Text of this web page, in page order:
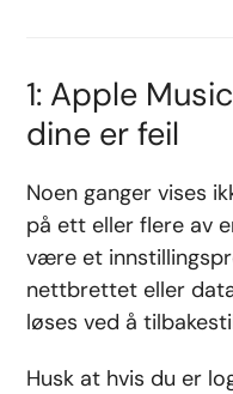
1: Apple
dine er feil
Noen ganger vises
på ett eller flere av
være et
nettbrettet eller
løses ved å
Husk at hvis du er